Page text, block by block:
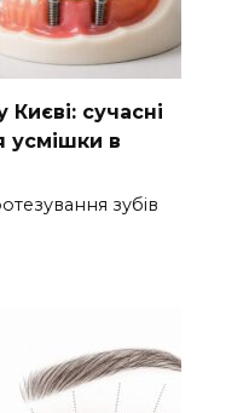
Києві: сучасні
усмішки в
зубів